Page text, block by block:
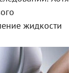
жидкости